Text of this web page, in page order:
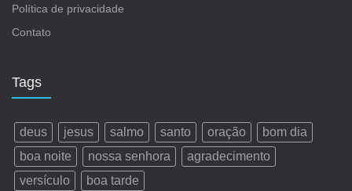
Política de privacidade
Contato
Tags
deus jesus salmo santo oração
bom dia
boa noite
nossa senhora
agradecimento
versículo
boa tarde